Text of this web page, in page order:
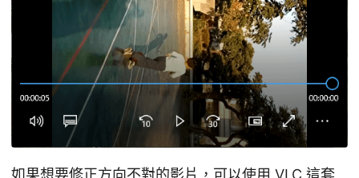
如果想要修正方向不對的影片，可以使用 VLC 這套